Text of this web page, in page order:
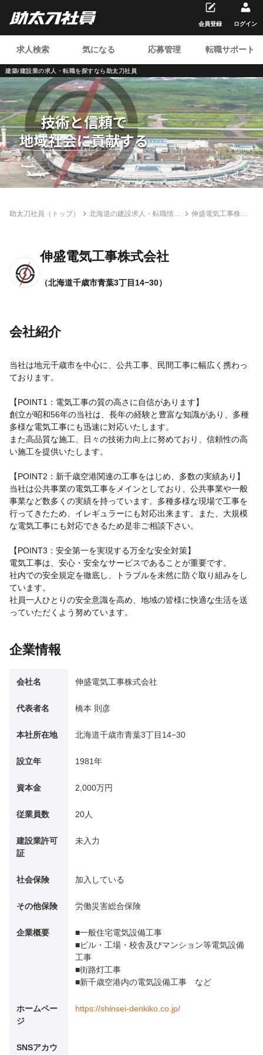
建築/建設業の求人・転職を探すなら助太刀社員
求人検索 気になる 応募管理 転職サポート
会員登録 ログイン
助太刀社員（トップ）
北海道の建設求人・転職情報
伸盛電気工事株式
伸盛電気工事株式会社
（北海道千歳市青葉3丁目14−30）
会社紹介
当社は地元千歳市を中心に、公共工事、民間工事に幅広く携わっ
ております。
【POINT1：電気工事の質の高さに自信があります】
創立が昭和56年の当社は、長年の経験と豊富な知識があり、多種
多様な電気工事にも迅速に対応いたします。
また高品質な施工、日々の技術力向上に努めており、信頼性の高
い施工を提供いたします。
【POINT2：新千歳空港関連の工事をはじめ、多数の実績あり】
当社は公共事業の電気工事をメインとしており、公共事業や一般
事業など数多くの実績を持っています。多種多様な現場で工事を
行ってきたため、イレギュラーにも対応出来ます。また、大規模
な電気工事にも対応できるため是非ご相談下さい。
【POINT3：安全第一を実現する万全な安全対策】
電気工事は、安心・安全なサービスであることが重要です。
社内での安全規定を徹底し、トラブルを未然に防ぐ取り組みをし
ています。
社員一人ひとりの安全意識を高め、地域の皆様に快適な生活を送
っていただくよう努めています。
企業情報
会社名 伸盛電気工事株式会社
代表者名 橋本 則彦
本社所在地 北海道千歳市青葉3丁目14−30
設立年 1981年
資本金 2,000万円
従業員数 20人
建設業許可
証
未入力
社会保険 加入している
その他保険 労働災害総合保険
企業概要
■一般住宅電気設備工事
■ビル・工場・校舎及びマンション等電気設備
工事
■街路灯工事
■新千歳空港内の電気設備工事 など
ホームペー
ジ
https://shinsei-denkiko.co.jp/
SNSアカウ